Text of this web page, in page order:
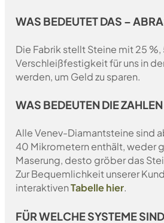
WAS BEDEUTET DAS –
Die Fabrik stellt Steine mit 25
Verschleißfestigkeit für uns in
werden, um Geld zu sparen.
WAS BEDEUTEN DIE
Alle Venev-Diamantsteine sind
40 Mikrometern enthält, weder
Maserung, desto gröber das
Zur Bequemlichkeit unserer
interaktivenTabelle hier.
FÜR WELCHE SYSTEME